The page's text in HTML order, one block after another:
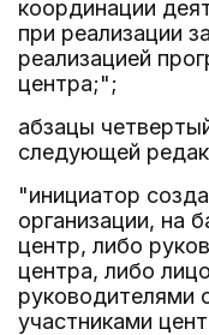
координации
при реализации
реализацией
центра;";
абзацы
следующей
"инициатор
организации, на
центр, либо
центра, либо
руководителями
участниками